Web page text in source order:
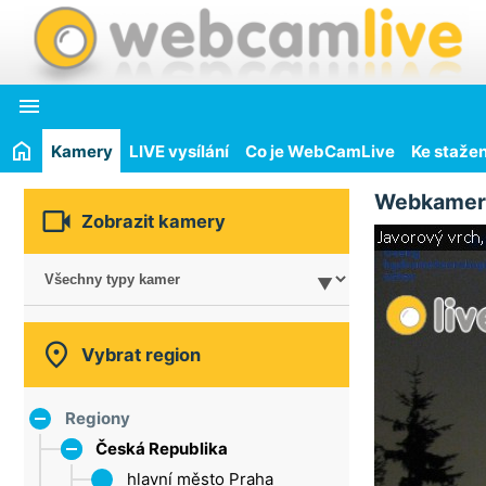

Kamery LIVE vysílání Co je WebCamLive Ke
 Zobrazit kamery
 Vybrat region
Regiony
Česká Republika
hlavní město Praha